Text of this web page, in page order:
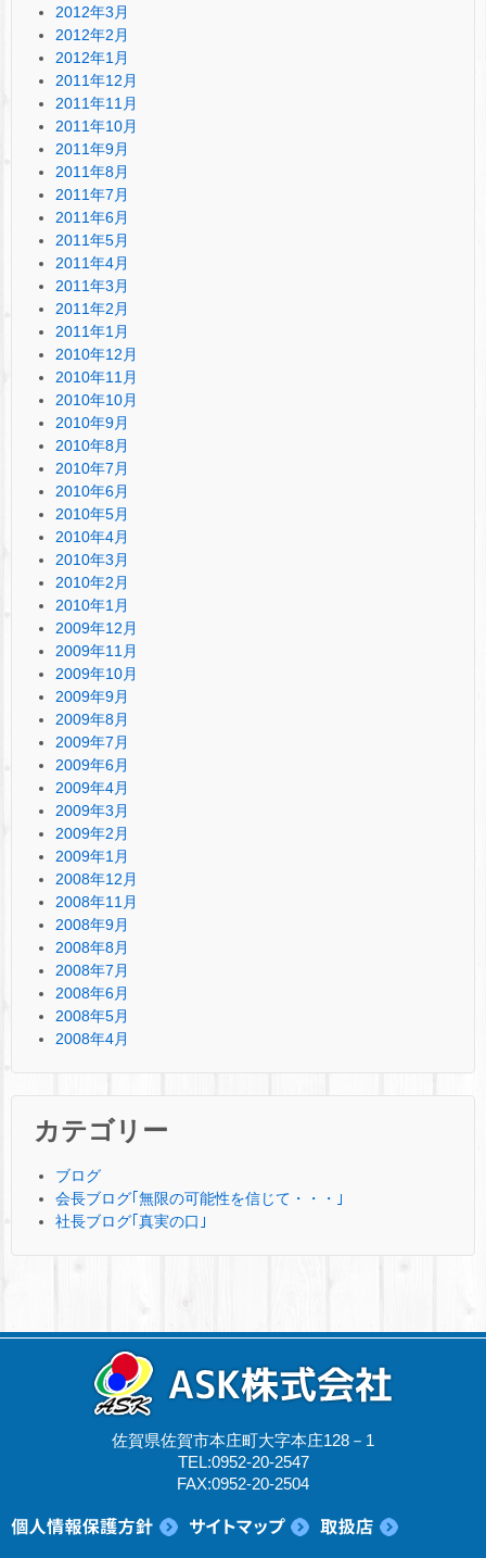
2012年3月
2012年2月
2012年1月
2011年12月
2011年11月
2011年10月
2011年9月
2011年8月
2011年7月
2011年6月
2011年5月
2011年4月
2011年3月
2011年2月
2011年1月
2010年12月
2010年11月
2010年10月
2010年9月
2010年8月
2010年7月
2010年6月
2010年5月
2010年4月
2010年3月
2010年2月
2010年1月
2009年12月
2009年11月
2009年10月
2009年9月
2009年8月
2009年7月
2009年6月
2009年4月
2009年3月
2009年2月
2009年1月
2008年12月
2008年11月
2008年9月
2008年8月
2008年7月
2008年6月
2008年5月
2008年4月
カテゴリー
ブログ
会長ブログ｢無限の可能性を信じて・・・｣
社長ブログ｢真実の口｣
佐賀県佐賀市本庄町大字本庄128－1
TEL:0952-20-2547
FAX:0952-20-2504